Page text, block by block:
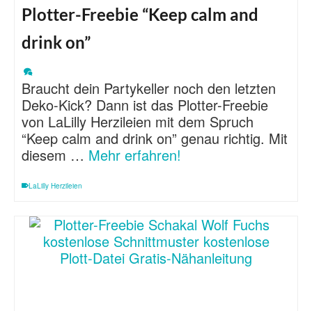
Plotter-Freebie “Keep calm and
drink on”
Braucht dein Partykeller noch den letzten
Deko-Kick? Dann ist das Plotter-Freebie
von LaLilly Herzileien mit dem Spruch
“Keep calm and drink on” genau richtig. Mit
diesem … Mehr erfahren!
LaLilly Herzileien